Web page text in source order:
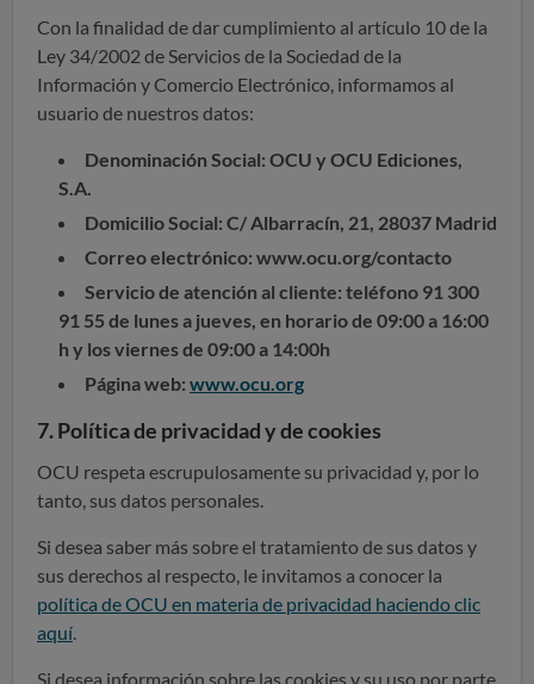
Con la finalidad de dar cumplimiento al artículo 10 de la
Ley 34/2002 de Servicios de la Sociedad de la
Información y Comercio Electrónico, informamos al
usuario de nuestros datos:
Denominación Social: OCU y OCU Ediciones,
S.A.
Domicilio Social: C/ Albarracín, 21, 28037 Madrid
Correo electrónico: www.ocu.org/contacto
Servicio de atención al cliente: teléfono 91 300
91 55 de lunes a jueves, en horario de 09:00 a 16:00
h y los viernes de 09:00 a 14:00h
Página web: www.ocu.org
7. Política de privacidad y de cookies
OCU respeta escrupulosamente su privacidad y, por lo
tanto, sus datos personales.
Si desea saber más sobre el tratamiento de sus datos y
sus derechos al respecto, le invitamos a conocer la
política de OCU en materia de privacidad haciendo clic
aquí.
Si desea información sobre las cookies y su uso por parte